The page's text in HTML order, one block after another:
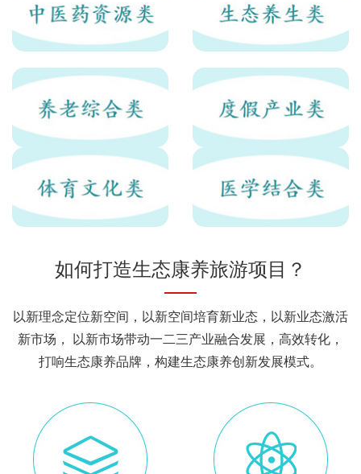
如何打造生态康养旅游项目？
以新理念定位新空间，以新空间培育新业态，以新业态激活
新市场， 以新市场带动一二三产业融合发展，高效转化，
打响生态康养品牌，构建生态康养创新发展模式。